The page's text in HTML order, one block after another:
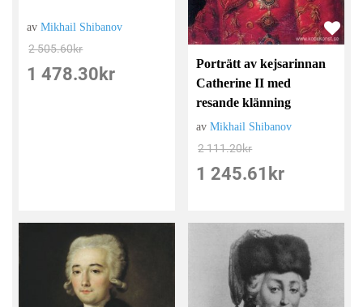
avMikhail Shibanov
2 505.60kr
1 478.30 kr
Porträtt av kejsarinnan
Catherine II med
resande klänning
avMikhail Shibanov
2 111.20kr
1 245.61 kr